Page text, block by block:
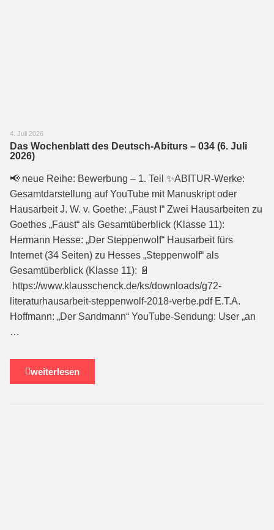
4. Juli 2026
Das Wochenblatt des Deutsch-Abiturs – 034 (6. Juli
2026)
📢 neue Reihe: Bewerbung – 1. Teil ✨ABITUR-Werke:
Gesamtdarstellung auf YouTube mit Manuskript oder
Hausarbeit J. W. v. Goethe: „Faust I“ Zwei Hausarbeiten zu
Goethes „Faust“ als Gesamtüberblick (Klasse 11):
Hermann Hesse: „Der Steppenwolf“ Hausarbeit fürs
Internet (34 Seiten) zu Hesses „Steppenwolf“ als
Gesamtüberblick (Klasse 11): 📄
https://www.klausschenck.de/ks/downloads/g72-
literaturhausarbeit-steppenwolf-2018-verbe.pdf E.T.A.
Hoffmann: „Der Sandmann“ YouTube-Sendung: User „an
…
weiterlesen